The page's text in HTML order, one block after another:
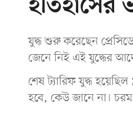
ইতিহাসের
যুদ্ধ শুরু করেছেন
জেনে নিই এই যুদ্ধের
শেষ ট্যারিফ যুদ্ধ
হবে, কেউ জানে না। চরম